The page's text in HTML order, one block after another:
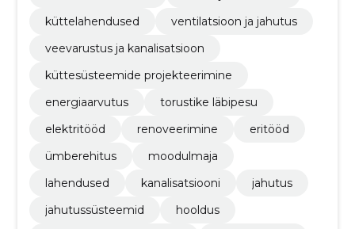
küttelahendused
ventilatsioon ja jahutus
veevarustus ja kanalisatsioon
küttesüsteemide projekteerimine
energiaarvutus
torustike läbipesu
elektritööd
renoveerimine
eritööd
ümberehitus
moodulmaja
lahendused
kanalisatsiooni
jahutus
jahutussüsteemid
hooldus